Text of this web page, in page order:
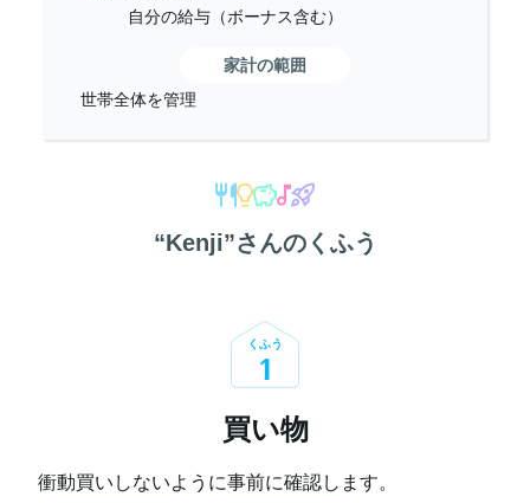
自分の給与（ボーナス含む）
家計の範囲
世帯全体を管理
“Kenji”さんのくふう
くふう
1
買い物
衝動買いしないように事前に確認します。